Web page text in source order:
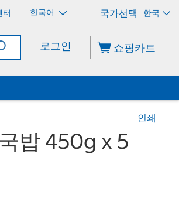
터 한국어 한국
로그인 쇼핑카트
인쇄
밥 450g x 5